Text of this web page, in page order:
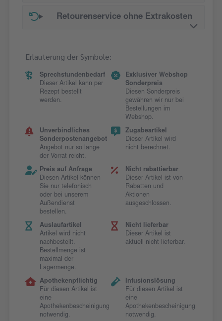
Retourenservice ohne Extrakosten
Erläuterung der Symbole:
Sprechstundenbedarf
Dieser Artikel kann per
Rezept bestellt
werden.
Exklusiver Webshop
Sonderpreis
Diesen Sonderpreis
gewähren wir nur bei
Bestellungen im
Webshop.
Unverbindliches
Sonderpostenangebot
Angebot nur so lange
der Vorrat reicht.
Zugabeartikel
Dieser Artikel wird
nicht berechnet.
Preis auf Anfrage
Diesen Artikel können
Sie nur telefonisch
oder bei unserem
Außendienst
bestellen.
Nicht rabattierbar
Dieser Artikel ist von
Rabatten und
Aktionen
ausgeschlossen.
Auslaufartikel
Artikel wird nicht
nachbestellt.
Bestellmenge ist
maximal der
Lagermenge.
Nicht lieferbar
Dieser Artikel ist
aktuell nicht lieferbar.
Apothekenpflichtig
Für diesen Artikel ist
eine
Apothekenbescheinigung
notwendig.
Infusionslösung
Für diesen Artikel ist
eine
Apothekenbescheinigung
notwendig.